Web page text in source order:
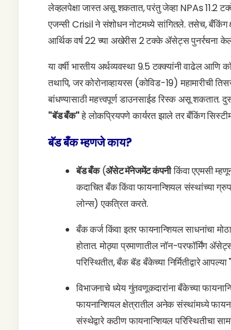
लेव्हलपेक्षा जास्त असू शकतात, परंतु जेव्हा NPAs 11.2
एजन्सी Crisil ने संशोधन नोटमध्ये सांगितले. तसेच, बँकिंग
आर्थिक वर्ष 22 च्या अखेरीस 2 टक्के ॲसेट्स पुनर्रचना
या वर्षी भारतीय अर्थव्यवस्था 9.5 टक्क्यांनी वाढेल
तथापि, जर कोरोनाव्हायरस (कोविड-19) महामारीची
बांधण्यासाठी महत्त्वपूर्ण डाउनसाईड रिस्क असू
"बॅड बँक"हे लोकप्रियपणे कार्यरत झाले तर बँकिंग
बॅड बँक म्हणजे काय?
बॅड बँक(ॲसेट मॅनेजमेंट कंपनीकिंवा एएमसी
कदाचित बँक किंवा फायनान्शियल संस्थांच्या
लोन्स) एकत्रित करते.
बँक कर्ज किंवा इतर फायनान्शियल साधनांचा
होतात. मोठ्या प्रमाणातील नॉन-परफॉर्मिंग
परिस्थितीत, बँक बॅड बँकेच्या निर्मितीद्वारे
विभाजनाचे ध्येय गुंतवणूकदारांना बँकेच्या
फायनान्शियल क्षेत्रातील अनेक संस्थांमध्ये
संस्थेद्वारे कठीण फायनान्शियल परिस्थितीचा